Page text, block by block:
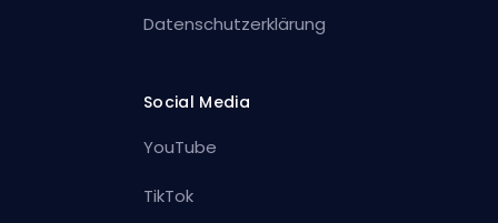
Datenschutzerklärung
Social Media
YouTube
TikTok